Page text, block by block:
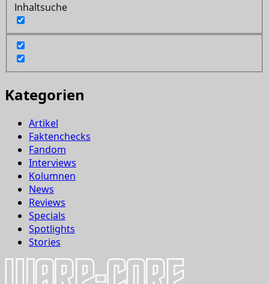
Inhaltsuche
Kategorien
Artikel
Faktenchecks
Fandom
Interviews
Kolumnen
News
Reviews
Specials
Spotlights
Stories